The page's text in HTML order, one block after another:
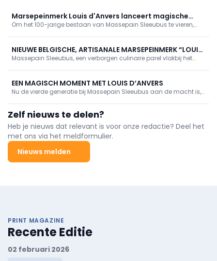
Marsepeinmerk Louis d'Anvers lanceert magische
adventskalender
Om het 100-jarige bestaan van Massepain Sleeubus te vieren,
en/of chocolade getypeerd door de Antwerpse kerstsfeer.
NIEUWE BELGISCHE, ARTISANALE MARSEPEINMERK “LOUIS
D’ANVERS”
Massepain Sleeubus, een verborgen culinaire parel vlakbij het
lanceert zijn eigen consumentenlabel “Louis d’Anvers”.
EEN MAGISCH MOMENT MET LOUIS D’ANVERS
Nu de vierde generatie bij Massepain Sleeubus aan de macht is,
marsepeinen pralines met een crunchy chocolade pantser en
snackable chocolade buches met marsepeinvulling.
Zelf nieuws te delen?
Heb je nieuws dat relevant is voor onze redactie? Deel het
met ons via het meldformulier.
Nieuws melden
PRINT MAGAZINE
Recente Editie
02 februari 2026